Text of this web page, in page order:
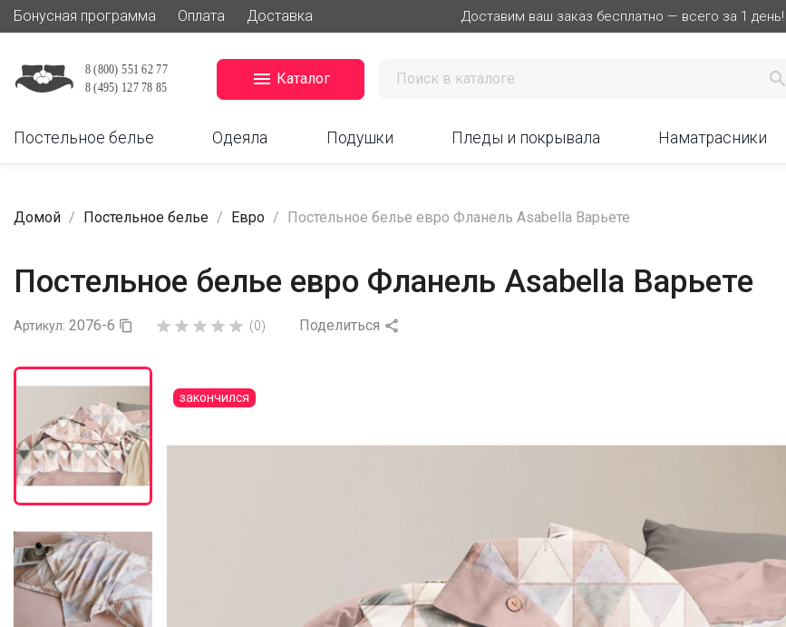
Бонусная программа Оплата Доставка Доставим ваш заказ бесплатно — всего за 1 день!
 Каталог 
Постельное белье Одеяла Подушки Пледы и покрывала Наматрасники
Домой Постельное белье Евро Постельное белье евро Фланель Asabella Варьете
Постельное белье евро Фланель Asabella Варьете
Артикул: 2076-6       (0) Поделиться 
закончился